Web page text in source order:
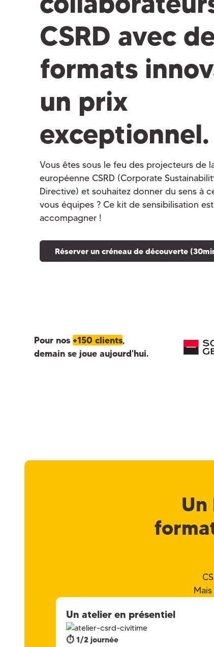
CSRD avec
formats
un prix
exceptionnel.
Vous êtes sous le feu des projecteurs de
européenne CSRD (Corporate
Directive) et souhaitez donner du sens à
vous équipes ? Ce kit de sensibilisation
accompagner !
Réserver un créneau de découverte
Pour nos +150 clients,
demain se joue aujourd'hui.
Un
Un atelier en présentiel
⏱️ 1/2 journée